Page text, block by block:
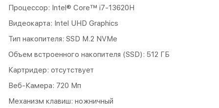
Процессор: Intel® Core™ i7-13620H
Видеокарта: Intel UHD Graphics
Тип накопителя: SSD M.2 NVMe
Объем встроенного накопителя (SSD): 512 ГБ
Картридер: отсутствует
Веб-Камера: 720 Мп
Механизм клавиш: ножничный